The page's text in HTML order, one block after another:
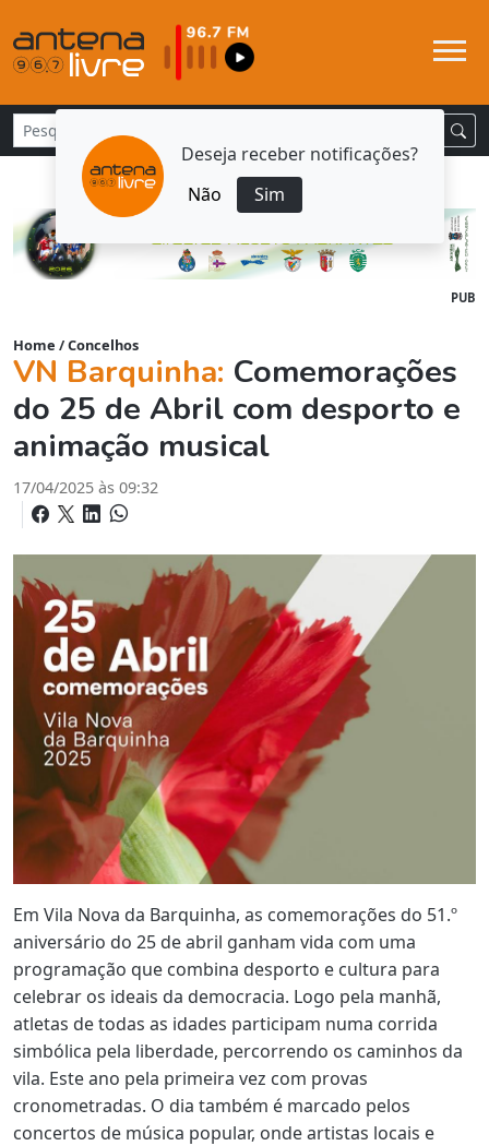
Deseja receber notificações?
Não
Sim
PUB
Home /Concelhos
VN Barquinha: Comemorações
do 25 de Abril com desporto e
animação musical
17/04/2025 às 09:32
Em Vila Nova da Barquinha, as comemorações do 51.º
aniversário do 25 de abril ganham vida com uma
programação que combina desporto e cultura para
celebrar os ideais da democracia. Logo pela manhã,
atletas de todas as idades participam numa corrida
simbólica pela liberdade, percorrendo os caminhos da
vila. Este ano pela primeira vez com provas
cronometradas. O dia também é marcado pelos
concertos de música popular, onde artistas locais e